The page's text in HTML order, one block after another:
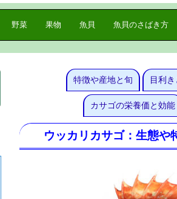
野菜(current)
果物 魚貝 魚貝のさばき方
特徴や産地と旬 目利
カサゴの栄養価と効能
ウッカリカサゴ：生態や